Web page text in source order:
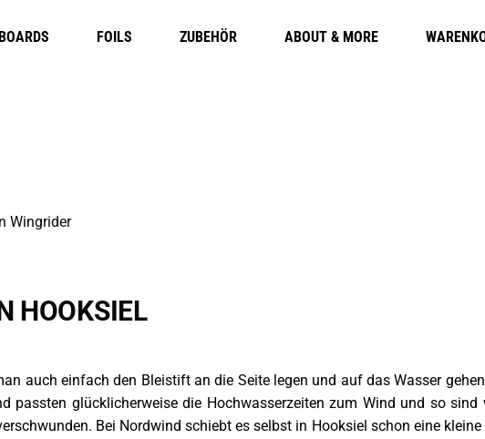
BOARDS FOILS ZUBEHÖR ABOUT & MORE
HOOKSIEL
auch einfach den Bleistift an die Seite legen und auf das Wasser
passten glücklicherweise die Hochwasserzeiten zum Wind und so
Bei Nordwind schiebt es selbst in Hooksiel schon eine